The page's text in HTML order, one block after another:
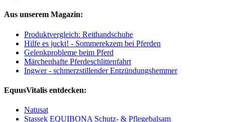
Aus unserem Magazin:
Produktvergleich: Reithandschuhe
Hilfe es juckt! - Sommerekzem bei Pferden
Gelenkprobleme beim Pferd
Märchenhafte Pferdeschlittenfahrt
Ingwer - schmerzstillender Entzündungshemmer
EquusVitalis entdecken:
Natusat
Stassek EQUIBONA Schutz- & Pflegebalsam